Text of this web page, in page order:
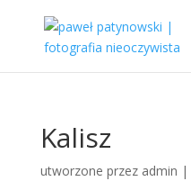
Kalisz
utworzone przez admin |